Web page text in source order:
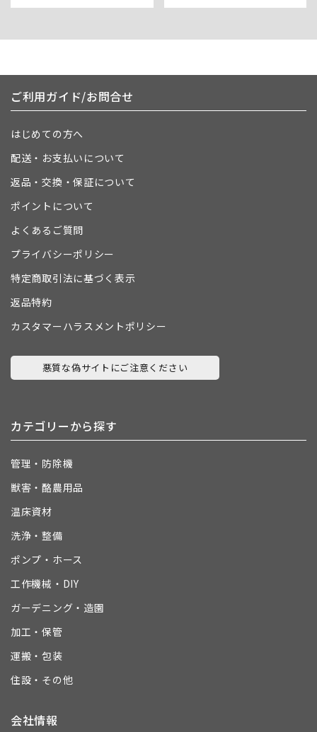
ご利用ガイド/お問合せ
はじめての方へ
配送・お支払いについて
返品・交換・保証について
ポイントについて
よくあるご質問
プライバシーポリシー
特定商取引法に基づく表示
返品特約
カスタマーハラスメントポリシー
悪質な偽サイトにご注意ください
カテゴリーから探す
管理・防除機
獣害・酪農用品
温床資材
洗浄・整備
ポンプ・ホース
工作機械・DIY
ガーデニング・造園
加工・保管
運搬・包装
住設・その他
会社情報